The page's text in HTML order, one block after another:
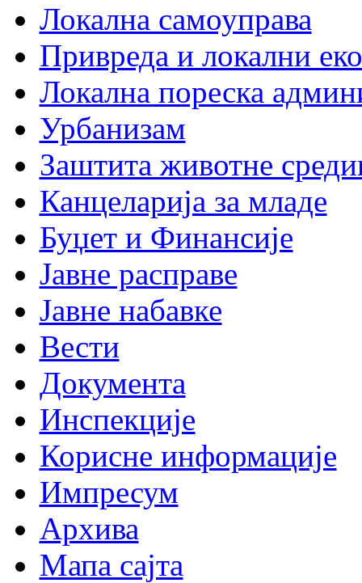
Локална самоуправа
Привреда и локални
Локална пореска
Урбанизам
Заштита животне
Канцеларија за младе
Буџет и Финансије
Јавне расправе
Јавне набавке
Вести
Документа
Инспекције
Корисне информације
Импресум
Архива
Мапа сајта